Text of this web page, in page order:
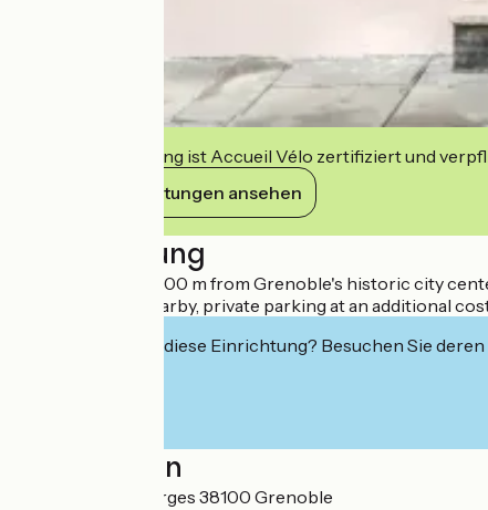
Diese Einrichtung ist Accueil Vélo zertifiziert und
Ihre Verpflichtungen ansehen
Beschreibung
This hotel is just 400 m from Grenoble's historic city
Public parking nearby, private parking at an additional
Interessiert Sie diese Einrichtung? Besuchen Sie
Localisation
12 rue Aristide Berges 38100 Grenoble